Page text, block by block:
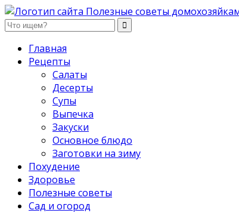
Полезные советы домохозяйкам
Главная
Рецепты
Салаты
Десерты
Супы
Выпечка
Закуски
Основное блюдо
Заготовки на зиму
Похудение
Здоровье
Полезные советы
Сад и огород